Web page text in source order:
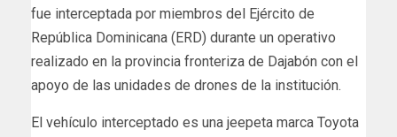
fue interceptada por miembros del Ejército de
República Dominicana (ERD) durante un operativo
realizado en la provincia fronteriza de Dajabón con el
apoyo de las unidades de drones de la institución.
El vehículo interceptado es una jeepeta marca Toyota